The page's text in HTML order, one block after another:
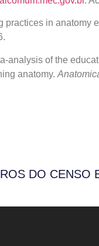
practices in anatomy
analysis of the
anatomy.